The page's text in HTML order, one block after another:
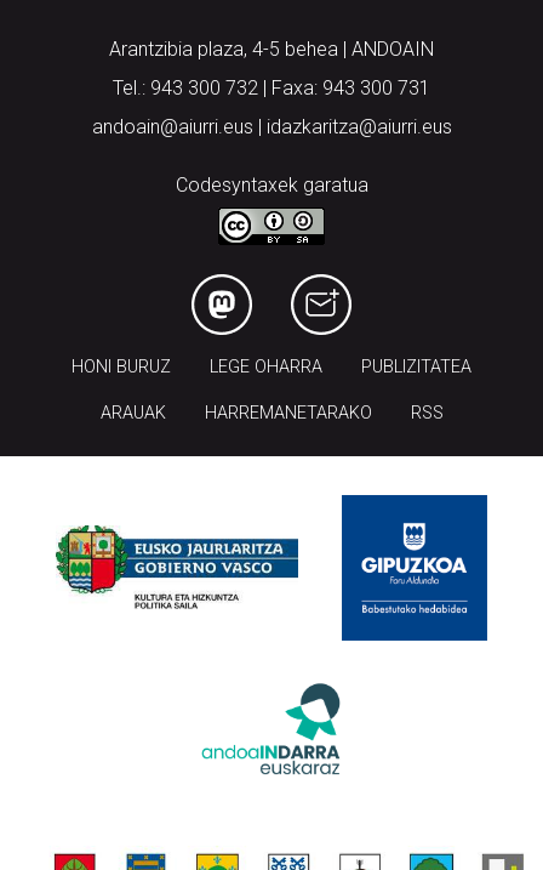
Arantzibia plaza, 4-5 behea | ANDOAIN
Tel.: 943 300 732 | Faxa: 943 300 731
andoain@aiurri.eus | idazkaritza@aiurri.eus
Codesyntaxek garatua
HONI BURUZ LEGE OHARRA PUBLIZITATEA
ARAUAK HARREMANETARAKO RSS